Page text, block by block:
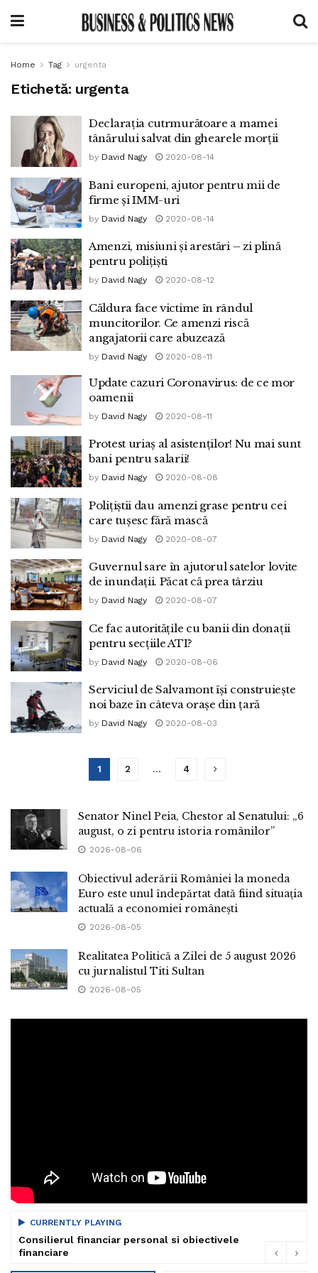
Home Tag urgenta
Etichetă: urgenta
Declarația cutrmurătoare a mamei
tânărului salvat din ghearele morții
by David Nagy 2020-08-14
Bani europeni, ajutor pentru mii de
firme și IMM-uri
by David Nagy 2020-08-14
Amenzi, misiuni și arestări – zi plină
pentru polițiști
by David Nagy 2020-08-12
Căldura face victime în rândul
muncitorilor. Ce amenzi riscă
angajatorii care abuzează
by David Nagy 2020-08-11
Update cazuri Coronavirus: de ce mor
oamenii
by David Nagy 2020-08-11
Protest uriaș al asistenților! Nu mai sunt
bani pentru salarii!
by David Nagy 2020-08-08
Polițiștii dau amenzi grase pentru cei
care tușesc fără mască
by David Nagy 2020-08-07
Guvernul sare în ajutorul satelor lovite
de inundații. Păcat că prea târziu
by David Nagy 2020-08-07
Ce fac autoritățile cu banii din donații
pentru secțiile ATI?
by David Nagy 2020-08-06
Serviciul de Salvamont își construiește
noi baze în câteva orașe din țară
by David Nagy 2020-08-03
1 2 … 4
Senator Ninel Peia, Chestor al Senatului: „6
august, o zi pentru istoria românilor”
2026-08-06
Obiectivul aderării României la moneda
Euro este unul îndepărtat dată fiind situația
actuală a economiei românești
2026-08-05
Realitatea Politică a Zilei de 5 august 2026
cu jurnalistul Titi Sultan
2026-08-05
CURRENTLY PLAYING
Consilierul financiar personal si obiectivele
financiare